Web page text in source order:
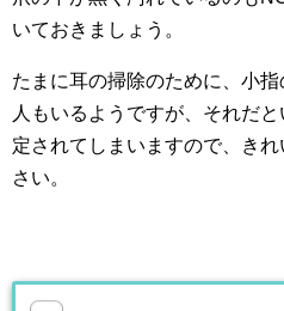
いておきましょう。
たまに耳の掃除のために、小
人もいるようですが、それだ
定されてしまいますので、き
さい。